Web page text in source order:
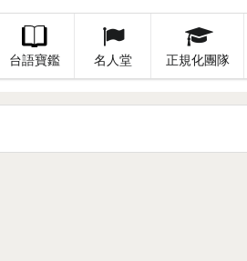
台語寶鑑 名人堂 正規化團隊